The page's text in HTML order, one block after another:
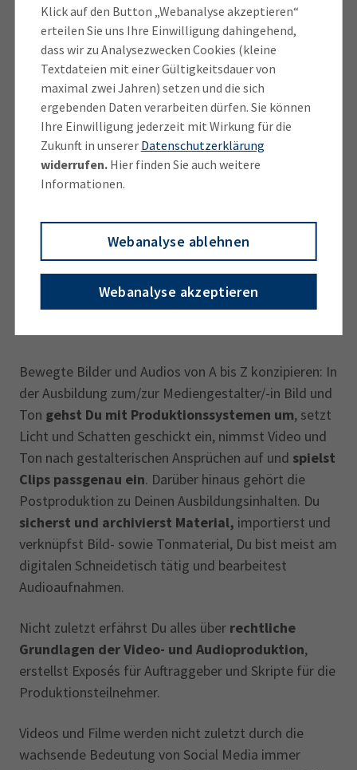
Klick auf den Button „Webanalyse akzeptieren“
erteilen Sie uns Ihre Einwilligung dahingehend,
dass wir zu Analysezwecken Cookies (kleine
Textdateien mit einer Gültigkeitsdauer von
maximal zwei Jahren) setzen und die sich
ergebenden Daten verarbeiten dürfen. Sie können
Ihre Einwilligung jederzeit mit Wirkung für die
Zukunft in unserer Datenschutzerklärung
widerrufen.Hier finden Sie auch weitere
Informationen.
Webanalyse ablehnen
Webanalyse akzeptieren
Du nach drei Jahren mit derAbschlussprüfung bei
der IHK für München und Oberbayern.
Weitere Infoszum Ausbildungsbeginn und vielen
weiteren Themen findest Du bei der
Ausbildungsberatung.
Mediengestalter/-in Bild und Ton:
Tätigkeitsprofil und Arbeitsbereiche
Bewegte Bilder und Audios von A bis Z konzipieren: In
der Ausbildung zum/zur Mediengestalter/-in Bild und
Ton gehst Du mit Produktionssystemen um, setzt
Licht und Schatten geschickt ein, nimmst Video und
Ton nach gestalterischen Ansprüchen auf und spielst
Clips passgenau ein. Darüber hinaus gehört die
Postproduktion zu Deinen Ausbildungsinhalten. Du
sicherst und archivierst Material, importierst und
verknüpfst Bild- sowie Tonmaterial, Du bist meist am
digitalen Schneidetisch tätig und bearbeitest
Audioaufnahmen.
Nicht zuletzt erfährst Du alles über rechtliche
Grundlagen der Video- und Audioproduktion,
erstellst Exposés für Auftraggeber und Skripte für die
Produktionsteilnehmer.
Videos und Filme werden nicht zuletzt durch die
wachsende Bedeutung von Social Media immer